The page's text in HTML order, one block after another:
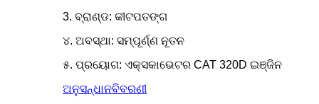
3. ବ୍ରାଣ୍ଡ: କୀଟପତଙ୍ଗ
୪. ଅବସ୍ଥା: ସମ୍ପୂର୍ଣ୍ଣ ନୂତନ
୫. ପ୍ରୟୋଗ: ଏକ୍ସକାଭେଟର CAT 320D ଇଞ୍ଜିନ
ଅନୁସନ୍ଧାନବିବରଣୀ